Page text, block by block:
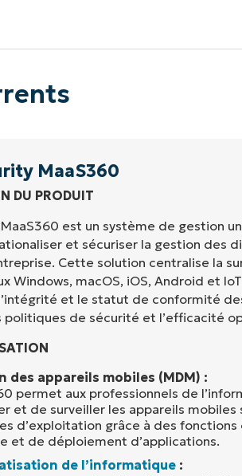
MaaS360
DU PRODUIT
MaaS360 est un système de gestion
et sécuriser la gestion des
Cette solution centralise la
Windows, macOS, iOS, Android et
et le statut de conformité
politiques de sécurité et l’efficacité
des appareils mobiles (MDM) :
permet aux professionnels de
et de surveiller les appareils
d’exploitation grâce à des fonctions
et de déploiement d’applications.
de l’informatique :